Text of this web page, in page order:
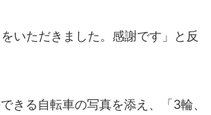
いただきました。感謝です」と反
きる自転車の写真を添え、「3輪、